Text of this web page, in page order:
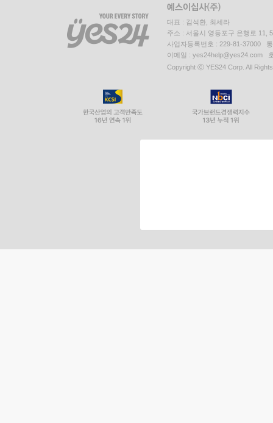
대표 : 김석환, 최세라
주소 : 서울시 영등포구 은행로 11,
사업자등록번호 : 229-81-37000
이메일 : yes24help@yes24.com
Copyright ⓒ YES24 Corp. All